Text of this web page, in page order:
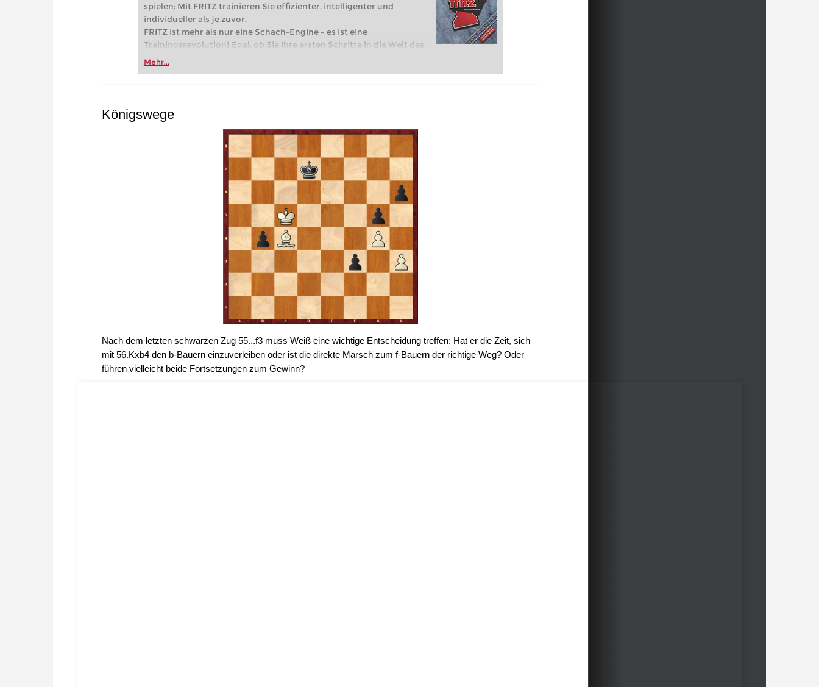
spielen: Mit FRITZ trainieren Sie effizienter, intelligenter und
individueller als je zuvor.
FRITZ ist mehr als nur eine Schach-Engine – es ist eine
Trainingsrevolution! Egal, ob Sie Ihre ersten Schritte in die Welt des
Vereinsschachs machen oder bereits auf Turnierniveau spielen: Mit
zuvor.
Mehr...
Königswege
Nach dem letzten schwarzen Zug 55...f3 muss Weiß eine wichtige Entscheidung treffen: Hat er die Zeit, sich
mit 56.Kxb4 den b-Bauern einzuverleiben oder ist die direkte Marsch zum f-Bauern der richtige Weg? Oder
führen vielleicht beide Fortsetzungen zum Gewinn?